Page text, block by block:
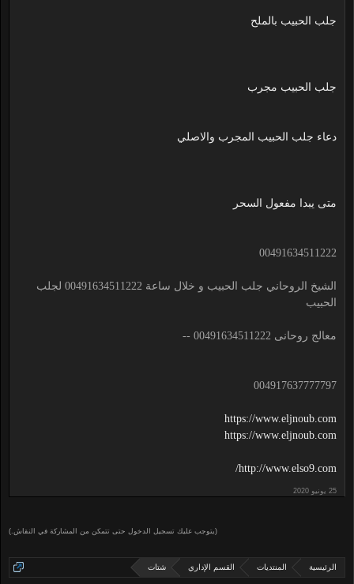
جلب الحبيب بالملح
جلب الحبيب مجرب
دعاء جلب الحبيب المجرب والاصلي
متى يبدا مفعول السحر
00491634511222
الشيخ الروحاني جلب الحبيب و خلال ساعة 00491634511222 لجلب
الحبيب
معالج روحانى 00491634511222 --
004917637777797
https://www.eljnoub.com
https://www.eljnoub.com
http://www.elso9.com/
(يتوجب عليك تسجيل الدخول حتى تتمكن من المشاركة في النقاش.)
الرئيسية المنتديات القسم الإداري شتات